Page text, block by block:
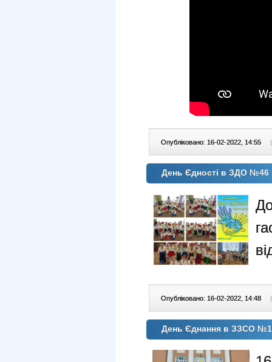
Опубліковано: 16-02-2022, 14:55 |
День Єдності в ЗДО №46
Опубліковано: 16-02-2022, 14:48
День Єднання в ЗЗСО